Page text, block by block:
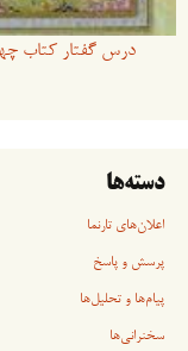
درس گفتار کتاب
دسته‌ها
اعلان‌های تارنما
پرسش و پاسخ
پیام‌ها و تحلیل‌ها
سخنرانی‏‏‌ها